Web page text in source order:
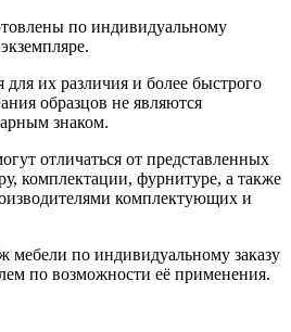
по индивидуальному
их различия и более быстрого
образцов не являются
знаком.
отличаться от представленных
комплектации, фурнитуре, а также
комплектующих и
мебели по индивидуальному заказу
по возможности её применения.